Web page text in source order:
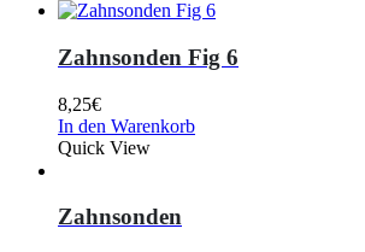
Zahnsonden Fig 6
8,25€
In den Warenkorb
Quick View
Zahnsonden